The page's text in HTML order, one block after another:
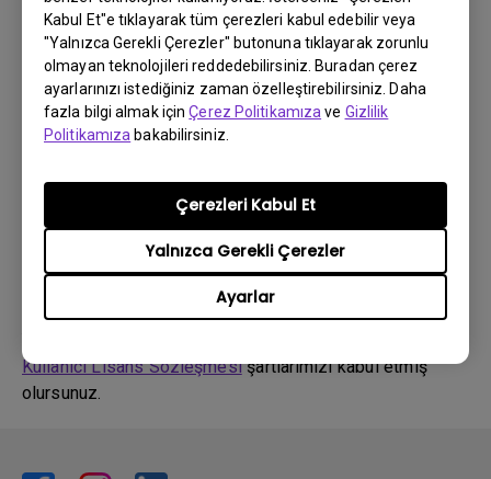
Kabul Et"e tıklayarak tüm çerezleri kabul edebilir veya
"Yalnızca Gerekli Çerezler" butonuna tıklayarak zorunlu
olmayan teknolojileri reddedebilirsiniz. Buradan çerez
ayarlarınızı istediğiniz zaman özelleştirebilirsiniz. Daha
fazla bilgi almak içinÇerez Politikamıza ve Gizlilik
Politikamıza bakabilirsiniz.
Ayarlar
Yalnızca Gerekli Çerezler
Çerezleri Kabul Et
WHQL driver
OS:Windows10|Windows7|Windows8
OS Version:
Sürüm:MP
Dosya Boyutu:9.96 KB
İndir
Kullanıcı Lisans Sözleşmesişartlarımızı kabul etmiş
olursunuz.